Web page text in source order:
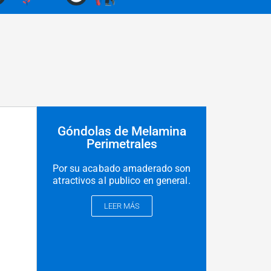
Góndolas de Melamina
Perimetrales
Por su acabado amaderado son
atractivos al publico en general.
LEER MÁS